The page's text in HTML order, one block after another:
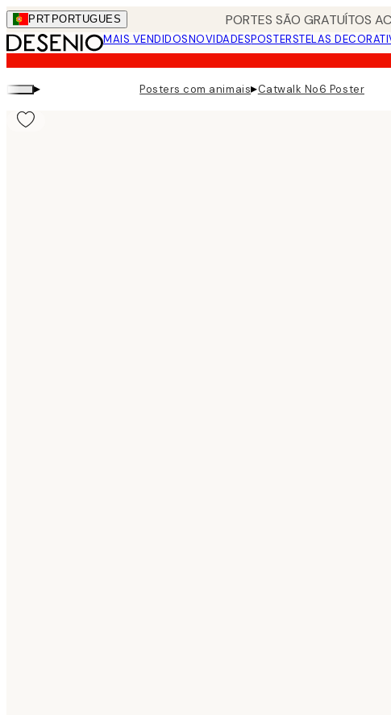
Skip
to
main
content.
PRT PORTUGUES PORTES SÃO GRATUÍTOS
MAIS VENDIDOSNOVIDADESPOSTERSTELAS
▸ Posters com animais▸Catwalk No6 Poster